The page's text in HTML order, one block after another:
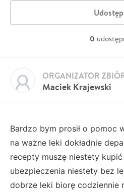
0
Maciek Krajewski
ORGANIZATOR
Bardzo bym prosił o pomoc
na ważne leki dokładnie
recepty muszę niestety
ubezpieczenia niestety bez
dobrze leki biorę codziennie